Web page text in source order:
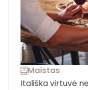
Maistas
Itališka virtuvė